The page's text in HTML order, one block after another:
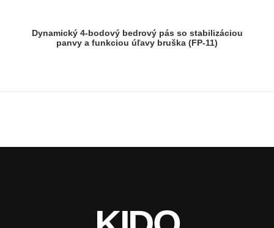
Dynamický 4-bodový bedrový pás so stabilizáciou
panvy a funkciou úľavy bruška (FP-11)